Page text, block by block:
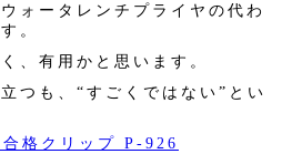
ォータレンチプライヤの代わ
。
、有用かと思います。
つも、“すごくではない”とい
格クリップ P-926